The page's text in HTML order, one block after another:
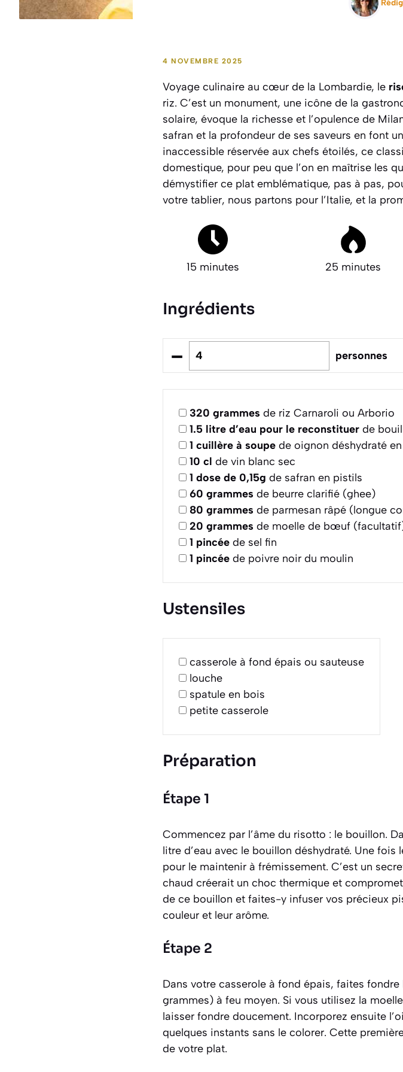
4 NOVEMBRE 2025
Voyage culinaire au cœur de la Lombardie, le
riz. C’est un monument, une icône de la
solaire, évoque la richesse et l’opulence de
safran et la profondeur de ses saveurs en font
inaccessible réservée aux chefs étoilés, ce
domestique, pour peu que l’on en maîtrise les
démystifier ce plat emblématique, pas à pas,
votre tablier, nous partons pour l’Italie, et la
15 minutes 25 minutes
Ingrédients
– personnes
320 grammes de riz Carnaroli ou Arborio
1.5 litre d’eau pour le reconstituer de
1 cuillère à soupe de oignon déshydraté
10 cl de vin blanc sec
1 dose de 0,15g de safran en pistils
60 grammes de beurre clarifié (ghee)
80 grammes de parmesan râpé (longue
20 grammes de moelle de bœuf
1 pincée de sel fin
1 pincée de poivre noir du moulin
Ustensiles
casserole à fond épais ou sauteuse
louche
spatule en bois
petite casserole
Préparation
Étape 1
Commencez par l’âme du risotto : le bouillon.
litre d’eau avec le bouillon déshydraté. Une
pour le maintenir à frémissement. C’est un
chaud créerait un choc thermique et
de ce bouillon et faites-y infuser vos précieux
couleur et leur arôme.
Étape 2
Dans votre casserole à fond épais, faites
grammes) à feu moyen. Si vous utilisez la
laisser fondre doucement. Incorporez ensuite
quelques instants sans le colorer. Cette
de votre plat.